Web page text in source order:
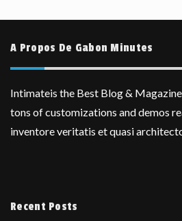
A Propos De Gabon Minutes
Intimateis the Best Blog &
tons of customizations and demos
inventore veritatis et quasi
Recent Posts